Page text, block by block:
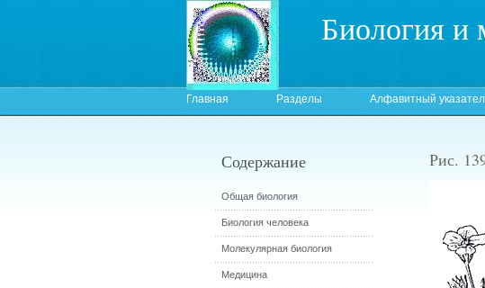
Биология и
Главная Разделы Алфавитный
Рис.
Содержание
Общая биология
Биология человека
Молекулярная биология
Медицина